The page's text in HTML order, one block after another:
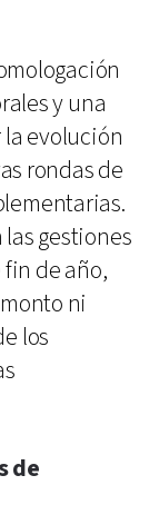
y una
evolución
rondas de
gestiones
de año,
ni
los
de